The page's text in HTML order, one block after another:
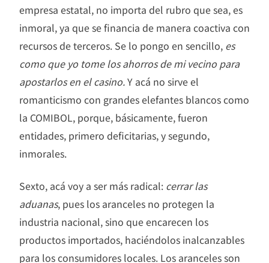
empresa estatal, no importa del rubro que sea, es
inmoral, ya que se financia de manera coactiva con
recursos de terceros. Se lo pongo en sencillo, es
como que yo tome los ahorros de mi vecino para
apostarlos en el casino.Y acá no sirve el
romanticismo con grandes elefantes blancos como
la COMIBOL, porque, básicamente, fueron
entidades, primero deficitarias, y segundo,
inmorales.
Sexto, acá voy a ser más radical: cerrar las
aduanas, pues los aranceles no protegen la
industria nacional, sino que encarecen los
productos importados, haciéndolos inalcanzables
para los consumidores locales. Los aranceles son